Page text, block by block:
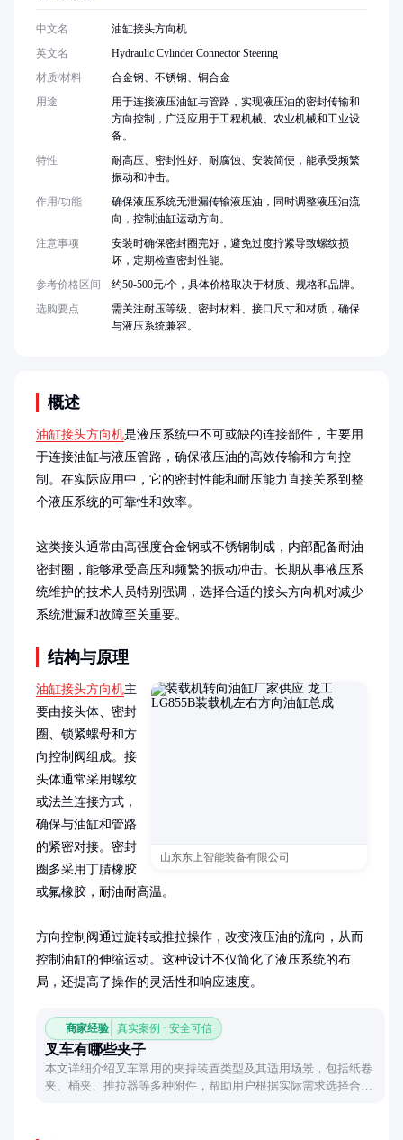
概述
油缸接头方向机是液压系统中不可或缺的连接部件，主要用
于连接油缸与液压管路，确保液压油的高效传输和方向控
制。在实际应用中，它的密封性能和耐压能力直接关系到整
个液压系统的可靠性和效率。
这类接头通常由高强度合金钢或不锈钢制成，内部配备耐油
密封圈，能够承受高压和频繁的振动冲击。长期从事液压系
统维护的技术人员特别强调，选择合适的接头方向机对减少
系统泄漏和故障至关重要。
结构与原理
山东东上智能装备有限公司
油缸接头方向机主
要由接头体、密封
圈、锁紧螺母和方
向控制阀组成。接
头体通常采用螺纹
或法兰连接方式，
确保与油缸和管路
的紧密对接。密封
圈多采用丁腈橡胶
或氟橡胶，耐油耐高温。
方向控制阀通过旋转或推拉操作，改变液压油的流向，从而
控制油缸的伸缩运动。这种设计不仅简化了液压系统的布
局，还提高了操作的灵活性和响应速度。
商家经验 真实案例 · 安全可信
叉车有哪些夹子
本文详细介绍叉车常用的夹持装置类型及其适用场景，包括纸卷
夹、桶夹、推拉器等多种附件，帮助用户根据实际需求选择合适
中文名
油缸接头方向机
英文名
Hydraulic Cylinder Connector Steering
材质/材料
合金钢、不锈钢、铜合金
用途
用于连接液压油缸与管路，实现液压油的密封传输和
方向控制，广泛应用于工程机械、农业机械和工业设
备。
特性
耐高压、密封性好、耐腐蚀、安装简便，能承受频繁
振动和冲击。
作用/功能
确保液压系统无泄漏传输液压油，同时调整液压油流
向，控制油缸运动方向。
注意事项
安装时确保密封圈完好，避免过度拧紧导致螺纹损
坏，定期检查密封性能。
参考价格区间
约50-500元/个，具体价格取决于材质、规格和品牌。
选购要点
需关注耐压等级、密封材料、接口尺寸和材质，确保
与液压系统兼容。